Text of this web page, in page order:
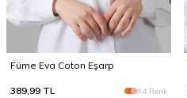
Füme Eva Coton Eşarp
389,99 TL 64 Renk